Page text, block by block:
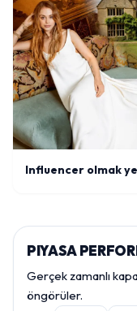
Influencer olmak
PIYASA
Gerçek zamanlı
öngörüler.